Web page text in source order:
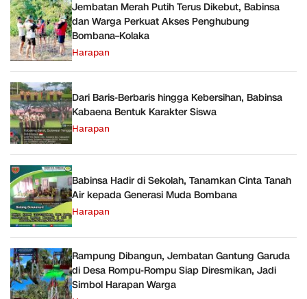
Jembatan Merah Putih Terus Dikebut, Babinsa
dan Warga Perkuat Akses Penghubung
Bombana–Kolaka
Harapan
Dari Baris-Berbaris hingga Kebersihan, Babinsa
Kabaena Bentuk Karakter Siswa
Harapan
Babinsa Hadir di Sekolah, Tanamkan Cinta Tanah
Air kepada Generasi Muda Bombana
Harapan
Rampung Dibangun, Jembatan Gantung Garuda
di Desa Rompu-Rompu Siap Diresmikan, Jadi
Simbol Harapan Warga